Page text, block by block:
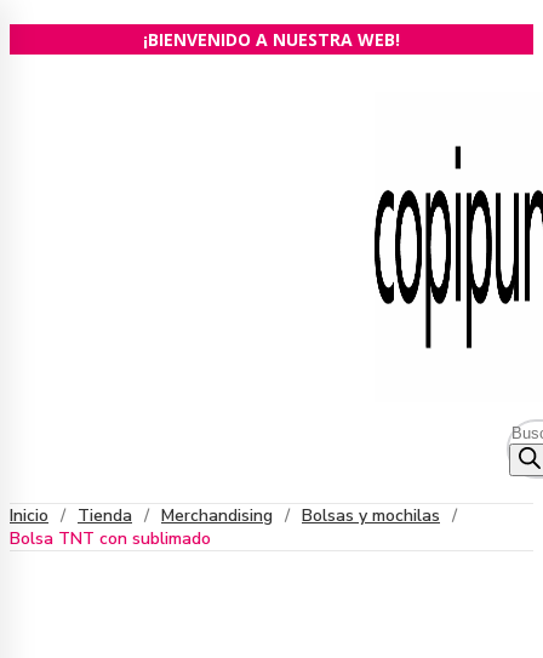
¡BIENVENIDO A NUESTRA WEB!
de
Inicio / Tienda / Merchandising / Bolsas y mochilas /
Bolsa TNT con sublimado